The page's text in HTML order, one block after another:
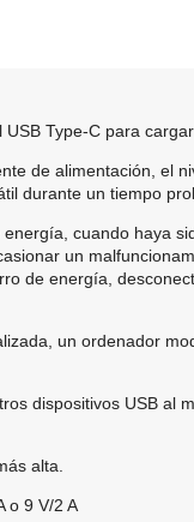
Type-C para
de alimentación, el
durante un tiempo
cuando haya
un
de energía,
un ordenador
dispositivos USB al
alta.
o 9 V/2 A